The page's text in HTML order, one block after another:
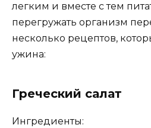
легким и вместе с тем
перегружать организм
несколько рецептов,
ужина:
Греческий салат
Ингредиенты: